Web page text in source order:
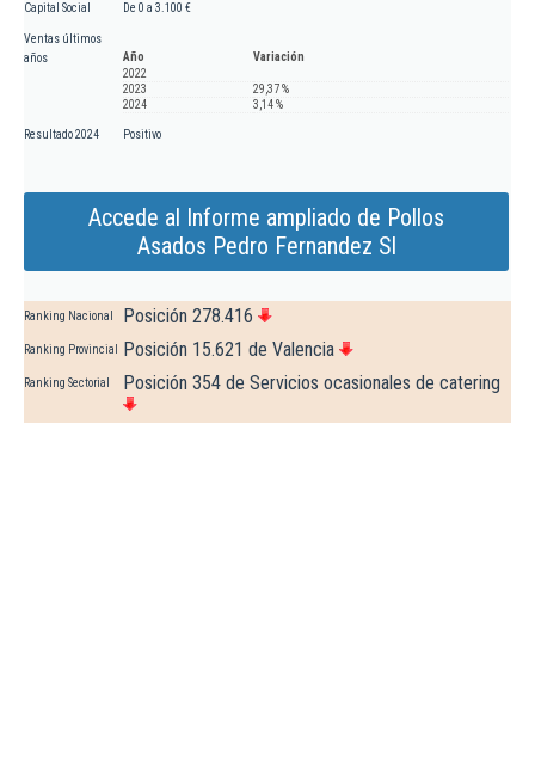
Capital Social De 0 a 3.100 €
Ventas últimos
años
Año
Variación
2022
2023
29,37 %
2024
3,14 %
Resultado 2024 Positivo
Accede al Informe ampliado de Pollos
Asados Pedro Fernandez Sl
Ranking Nacional Posición 278.416
Ranking Provincial Posición 15.621 de Valencia
Ranking Sectorial Posición 354 de Servicios ocasionales de catering